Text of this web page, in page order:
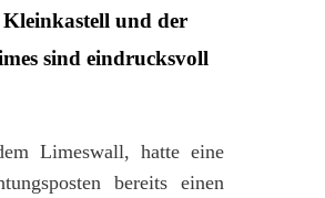
Kleinkastell und der
sind eindrucksvoll
Limeswall, hatte eine
bereits einen